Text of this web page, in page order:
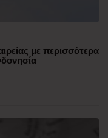
με περισσότερα